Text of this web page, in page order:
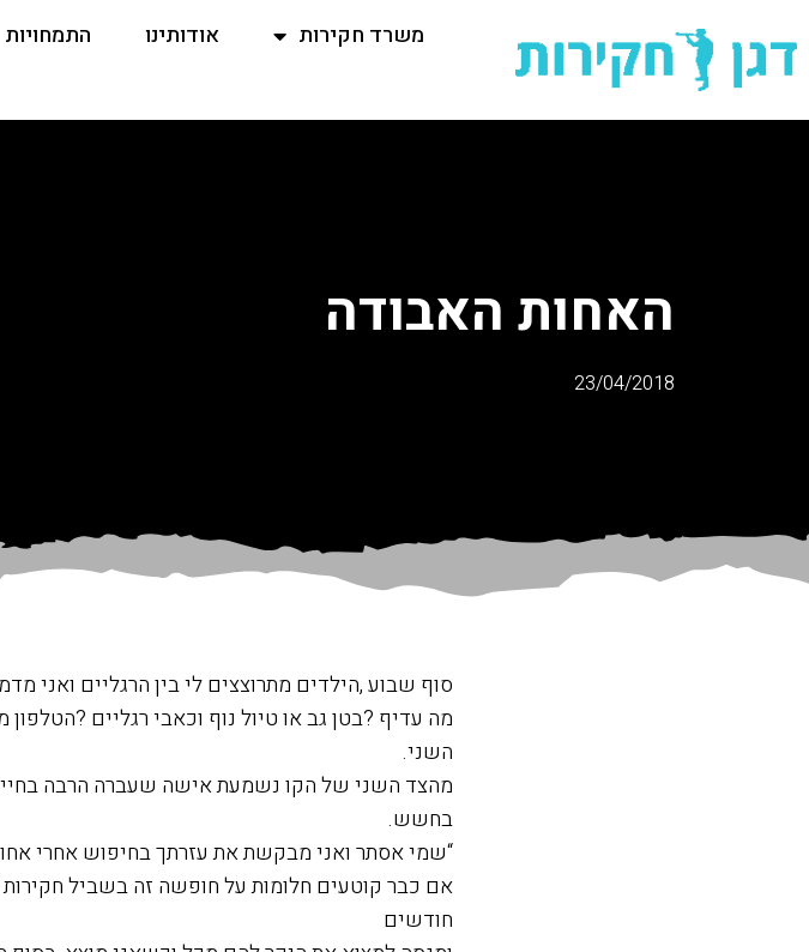
משרד חקירות אודותינו התמחויות
האחות האבודה
23/04/2018
סוף שבוע ,הילדים מתרוצצים לי בין הרגליים ואני
מה עדיף ?בטן גב או טיול נוף וכאבי רגליים
השני.
מהצד השני של הקו נשמעת אישה שעברה הרבה
בחשש.
“שמי אסתר ואני מבקשת את עזרתך בחיפוש אחרי
אם כבר קוטעים חלומות על חופשה זה בשביל
חודשים